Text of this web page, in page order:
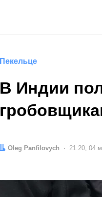
Пекельце
В Индии
Автор:
Oleg Panfilovych Дата:
21:20, 04